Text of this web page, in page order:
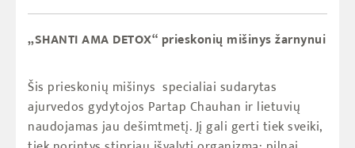
„SHANTI AMA DETOX“ prieskonių mišinys žarnynui
Šis prieskonių mišinys specialiai sudarytas
ajurvedos gydytojos Partap Chauhan ir lietuvių
naudojamas jau dešimtmetį. Jį gali gerti tiek sveiki,